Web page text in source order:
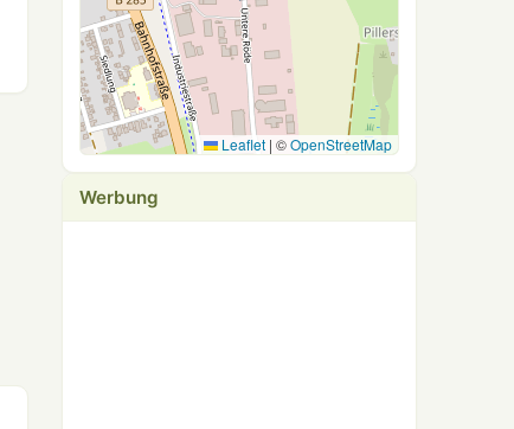
Leaflet | ©OpenStreetMap
Werbung